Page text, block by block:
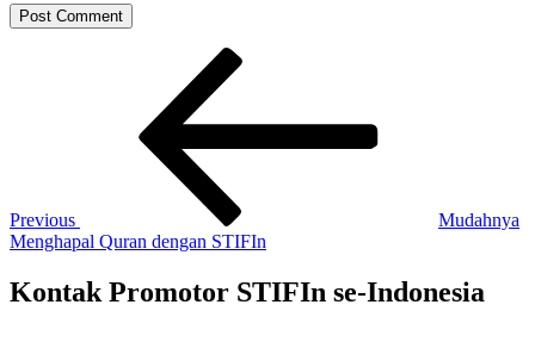
Previous
Mudahnya
Menghapal Quran dengan STIFIn
Kontak Promotor STIFIn se-Indonesia